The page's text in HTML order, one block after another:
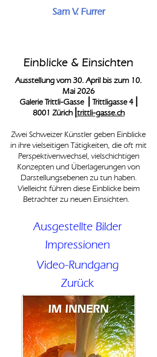
Sam V. Furrer
Einblicke & Einsichten
Ausstellung vom 30. April bis zum 10.
Mai 2026
Galerie Trittli-Gasse ⎟ Trittligasse 4⎟
8001 Zürich⎟ trittli-gasse.ch
Zwei Schweizer Künstler geben Einblicke
in ihre vielseitigen Tätigkeiten, die oft mit
Perspektivenwechsel, vielschichtigen
Konzepten und Überlagerungen von
Darstellungsebenen zu tun haben.
Vielleicht führen diese Einblicke beim
Betrachter zu neuen Einsichten.
Ausgestellte Bilder
Impressionen
Video-Rundgang
Zurück